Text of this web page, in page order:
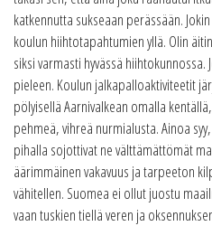
katkennutta sukseaan perässään.
koulun hiihtotapahtumien yllä. Olin
siksi varmasti hyvässä
pieleen. Koulun jalkapalloaktiviteetit
pölyisellä Aarnivalkean omalla
pehmeä, vihreä nurmialusta. Ainoa
pihalla sojottivat ne välttämättömät
äärimmäinen vakavuus ja tarpeeton
vähitellen. Suomea ei ollut juostu
vaan tuskien tiellä veren ja